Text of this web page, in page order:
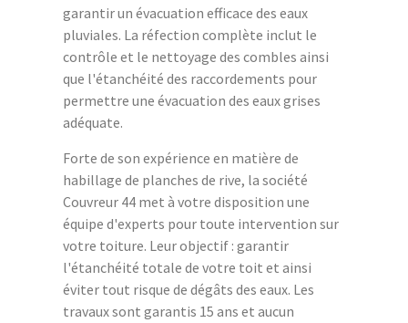
garantir un évacuation efficace des eaux
pluviales. La réfection complète inclut le
contrôle et le nettoyage des combles ainsi
que l'étanchéité des raccordements pour
permettre une évacuation des eaux grises
adéquate.
Forte de son expérience en matière de
habillage de planches de rive, la société
Couvreur 44 met à votre disposition une
équipe d'experts pour toute intervention sur
votre toiture. Leur objectif : garantir
l'étanchéité totale de votre toit et ainsi
éviter tout risque de dégâts des eaux. Les
travaux sont garantis 15 ans et aucun